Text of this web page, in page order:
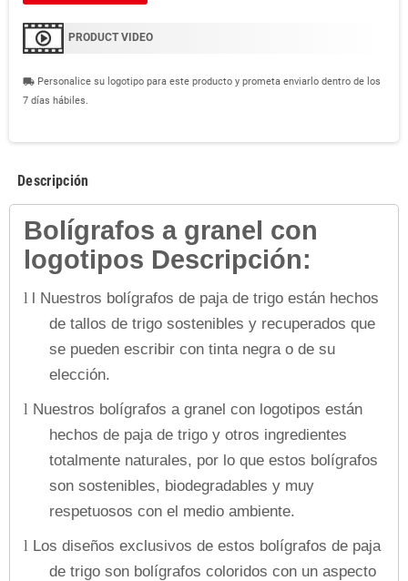
PRODUCT VIDEO
local_shipping Personalice su logotipo para este producto y prometa enviarlo dentro de los
7 días hábiles.
Descripción
Bolígrafos a granel con
logotipos Descripción:
l l Nuestros bolígrafos de paja de trigo están hechos
de tallos de trigo sostenibles y recuperados que
se pueden escribir con tinta negra o de su
elección.
l Nuestros bolígrafos a granel con logotipos están
hechos de paja de trigo y otros ingredientes
totalmente naturales, por lo que estos bolígrafos
son sostenibles, biodegradables y muy
respetuosos con el medio ambiente.
l Los diseños exclusivos de estos bolígrafos de paja
de trigo son bolígrafos coloridos con un aspecto